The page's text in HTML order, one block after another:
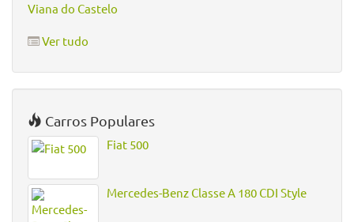
Viana do Castelo
Ver tudo
Carros Populares
Fiat 500
Mercedes-Benz Classe A 180 CDI Style